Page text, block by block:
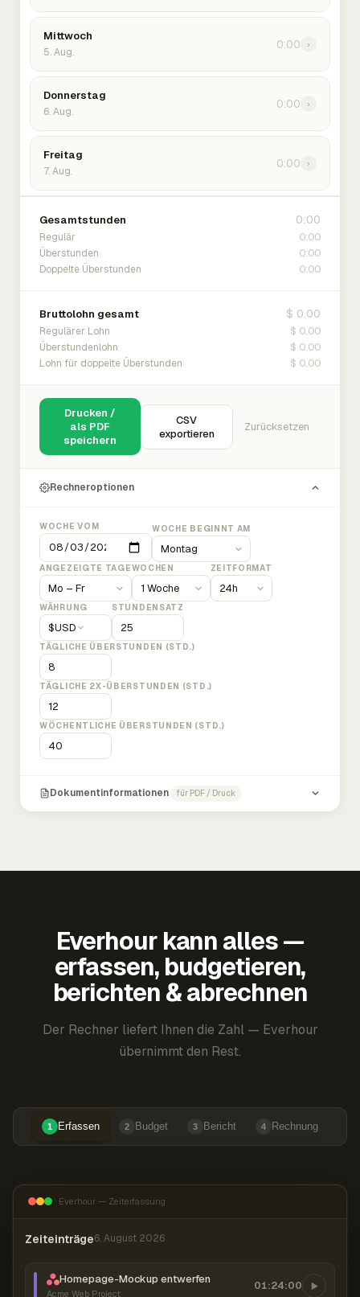
Mittwoch
5. Aug.
0:00 ›
Donnerstag
6. Aug.
0:00 ›
Freitag
7. Aug.
0:00 ›
Gesamtstunden 0:00
Regulär 0:00
Überstunden 0:00
Doppelte Überstunden 0:00
Bruttolohn gesamt $ 0.00
Regulärer Lohn $ 0.00
Überstundenlohn $ 0.00
Lohn für doppelte Überstunden $ 0.00
Drucken /
als PDF
speichern
CSV
exportieren
Zurücksetzen
Rechneroptionen
WOCHE VOM WOCHE BEGINNT AM
ANGEZEIGTE TAGEWOCHEN ZEITFORMAT
WÄHRUNG
$USD
STUNDENSATZ
TÄGLICHE ÜBERSTUNDEN (STD.)
TÄGLICHE 2X-ÜBERSTUNDEN (STD.)
WÖCHENTLICHE ÜBERSTUNDEN (STD.)
Dokumentinformationen für PDF / Druck
Everhour kann alles —
erfassen, budgetieren,
berichten & abrechnen
Der Rechner liefert Ihnen die Zahl — Everhour
übernimmt den Rest.
1 Erfassen 2 Budget 3 Bericht 4 Rechnung
Everhour — Zeiterfassung
Zeiteinträge6. August 2026
Homepage-Mockup entwerfen
Acme Web Project
01:24:00